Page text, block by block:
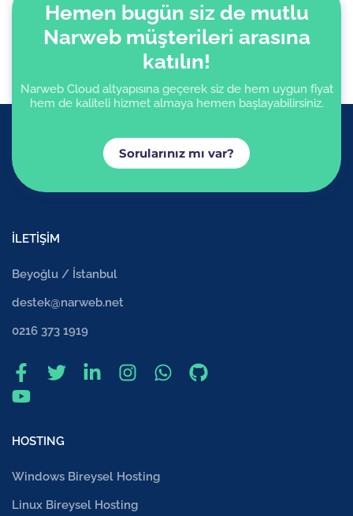
Hemen bugün siz de mutlu
Narweb müşterileri arasına
katılın!
Narweb Cloud altyapısına geçerek siz de hem uygun fiyat
hem de kaliteli hizmet almaya hemen başlayabilirsiniz.
Sorularınız mı var?
İLETİŞİM
Beyoğlu / İstanbul
destek@narweb.net
0216 373 1919
HOSTING
Windows Bireysel Hosting
Linux Bireysel Hosting